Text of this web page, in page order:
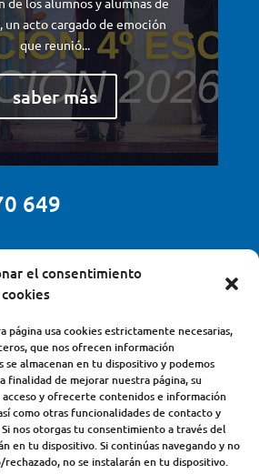
el consentimiento
página usa cookies estrictamente necesarias,
que nos ofrecen información
se almacenan en tu dispositivo y podemos
finalidad de mejorar nuestra página, su
y ofrecerte contenidos e información
como otras funcionalidades de contacto y
nos otorgas tu consentimiento a través del
en tu dispositivo. Si continúas navegando y no
no se instalarán en tu dispositivo.
un acto cargado de emoción
que reunió...
saber más
649
Sagrado Corazón
s/n – 34200 – Venta de Baños
979770649